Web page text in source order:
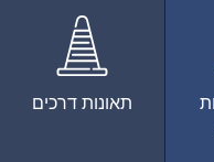
תאונות דרכים